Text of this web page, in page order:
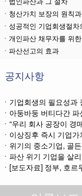
ㆍ청산가치 보장의 원칙
ㆍ성공적인 기업회생절차
ㆍ개인파산 채무자를 위
ㆍ파산선고의 효과
ㆍ 개인회생절차의 최저변
ㆍ기업회생제도와 기업파
ㆍ법인파산 후 이사의 연
ㆍ법인파산절차와 기업
ㆍ개인회생재단채권(우
ㆍ개인회생재단이란?
ㆍ개인회생채권이란?
ㆍ가용소득이란?
ㆍ별제권부 채권(회생절
공지사항
ㆍ기업회생의 필요성
ㆍ아둥바둥 버티다간
ㆍ“우리 회사 공장이 경
ㆍ이상징후 즉시 기업
ㆍ위기의 중소기업, 골
ㆍ파산 위기 기업을 살
ㆍ[보도자료] 정부, 호르